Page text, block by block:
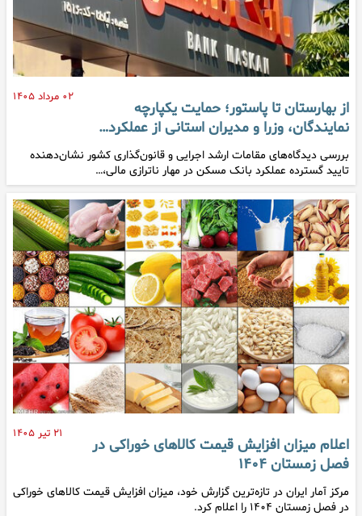
۰۲ مرداد ۱۴۰۵
از بهارستان تا پاستور؛ حمایت یکپارچه
نمایندگان، وزرا و مدیران استانی از عملکرد…
بررسی دیدگاه‌های مقامات ارشد اجرایی و قانون‌گذاری کشور نشان‌دهنده
تایید گسترده عملکرد بانک مسکن در مهار ناترازی مالی،…
۲۱ تیر ۱۴۰۵
اعلام میزان افزایش قیمت کالاهای خوراکی در
فصل زمستان ۱۴۰۴
مرکز آمار ایران در تازه‌ترین گزارش خود، میزان افزایش قیمت کالاهای خوراکی
در فصل زمستان ۱۴۰۴ را اعلام کرد.